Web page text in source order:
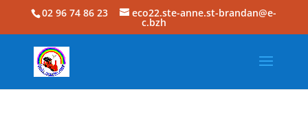
02 96 74 86 23 eco22.ste-anne.st-brandan@e-
c.bzh